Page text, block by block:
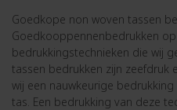
Goedkope non woven tassen
Goedkooppennenbedrukken
bedrukkingstechnieken die wij
tassen bedrukken zijn zeefdruk
wij een nauwkeurige
tas. Een bedrukking van deze